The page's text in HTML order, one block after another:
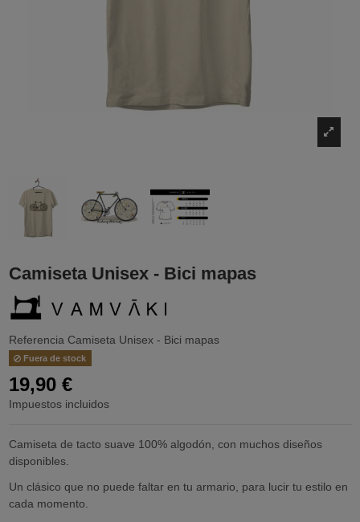
Camiseta Unisex - Bici mapas
Referencia Camiseta Unisex - Bici mapas
Fuera de stock
19,90 €
Impuestos incluidos
Camiseta de tacto suave 100% algodón, con muchos diseños
disponibles.
Un clásico que no puede faltar en tu armario, para lucir tu estilo en
cada momento.